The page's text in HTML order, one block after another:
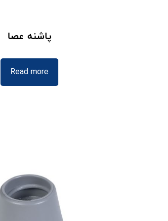
پاشنه عصا
Read more